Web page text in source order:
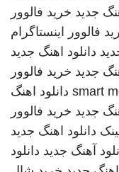
جدید خرید فالوور
فالوور اینستاگرام
دانلود اهنگ جدید
جدید خرید فالوور
smart دانلود اهنگ
جدید خرید فالوور
دانلود اهنگ جدید
آهنگ جدید دانلود